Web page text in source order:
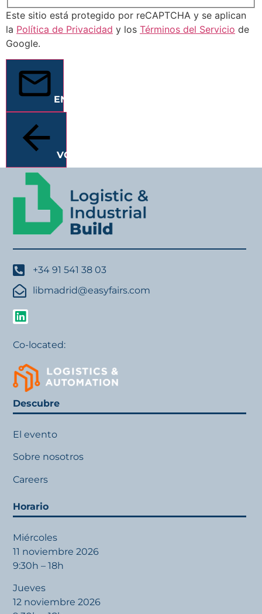
Este sitio está protegido por reCAPTCHA y se aplican
la Política de Privacidad y los Términos del Servicio de
Google.
ENVIAR
VOLVER
+34 91 541 38 03
libmadrid@easyfairs.com
Co-located:
Descubre
El evento
Sobre nosotros
Careers
Horario
Miércoles
11 noviembre 2026
9:30h – 18h
Jueves
12 noviembre 2026